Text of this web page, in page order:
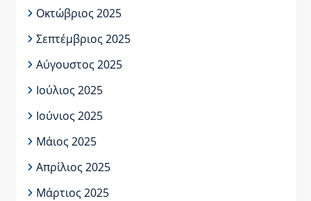
Οκτώβριος 2025
Σεπτέμβριος 2025
Αύγουστος 2025
Ιούλιος 2025
Ιούνιος 2025
Μάιος 2025
Απρίλιος 2025
Μάρτιος 2025